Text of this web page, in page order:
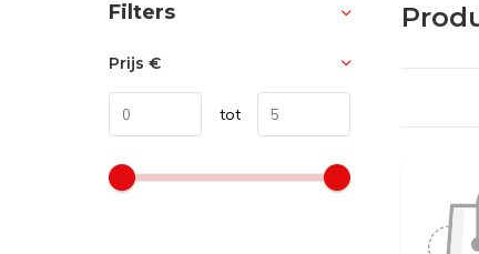
Sorteren op:
Filters
Prijs €
tot